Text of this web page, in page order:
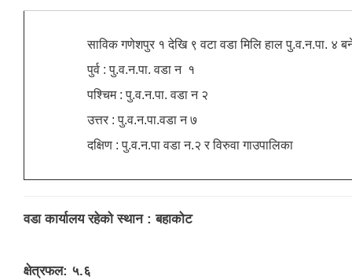
साविक गणेशपुर १ देखि ९ वटा वडा मिलि हाल पु.व.न.पा. ४
पुर्व : पु.व.न.पा. वडा न १
पश्चिम : पु.व.न.पा. वडा न २
उत्तर : पु.व.न.पा.वडा न ७
दक्षिण : पु.व.न.पा वडा न.२ र विरुवा गाउपालिका
वडा कार्यालय रहेको स्थान : बहाकोट
क्षेत्रफल: ५.६